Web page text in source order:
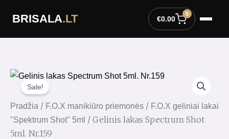
BRISALA.LT €0.00
0
Sale!
Pradžia / F.O.X manikiūro priemonės / F.O.X geliniai lakai
"Spektrum Shot" 5ml / Gelinis lakas Spectrum Shot
5ml. Nr.159